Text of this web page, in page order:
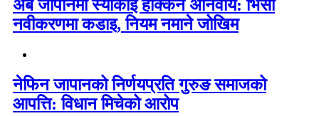
अब जापानमा स्याकाई होक्केन अनिवार्य: भिसा
नवीकरणमा कडाइ, नियम नमाने जोखिम
नेफिन जापानको निर्णयप्रति गुरुङ समाजको
आपत्ति: विधान मिचेको आरोप